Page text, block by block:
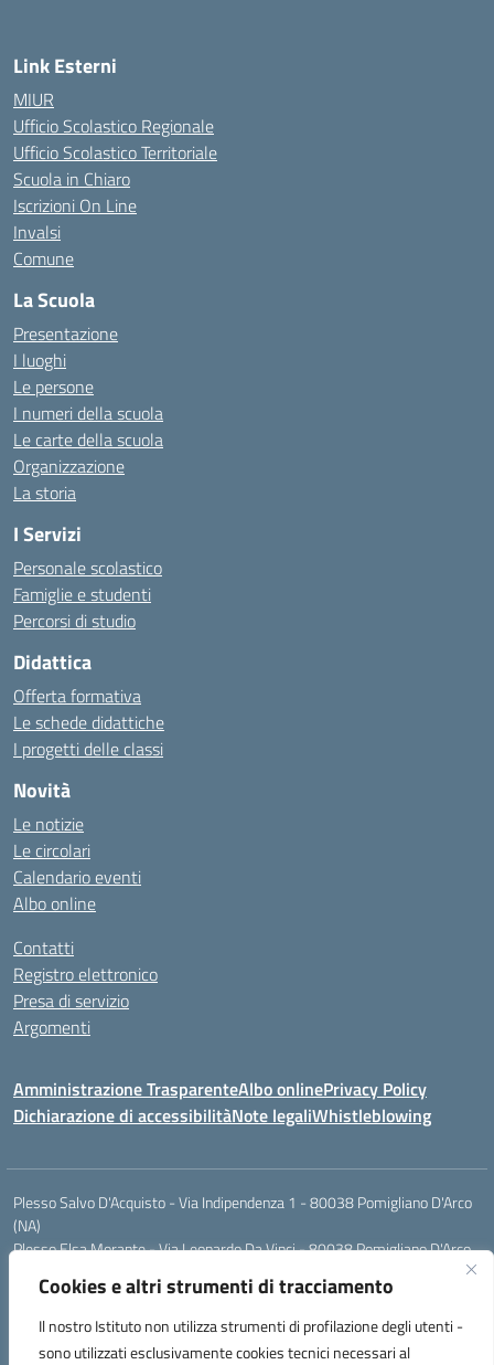
Cookies e altri strumenti di tracciamento
Il nostro Istituto non utilizza strumenti di profilazione degli utenti -
sono utilizzati esclusivamente cookies tecnici necessari al
Link Esterni
MIUR
Ufficio Scolastico Regionale
Ufficio Scolastico Territoriale
Scuola in Chiaro
Iscrizioni On Line
Invalsi
Comune
La Scuola
Presentazione
I luoghi
Le persone
I numeri della scuola
Le carte della scuola
Organizzazione
La storia
I Servizi
Personale scolastico
Famiglie e studenti
Percorsi di studio
Didattica
Offerta formativa
Le schede didattiche
I progetti delle classi
Novità
Le notizie
Le circolari
Calendario eventi
Albo online
Contatti
Registro elettronico
Presa di servizio
Argomenti
Amministrazione TrasparenteAlbo onlinePrivacy Policy
Dichiarazione di accessibilitàNote legaliWhistleblowing
Plesso Salvo D'Acquisto - Via Indipendenza 1 - 80038 Pomigliano D'Arco
(NA)
Plesso Elsa Morante - Via Leonardo Da Vinci - 80038 Pomigliano D'Arco
Plesso Leone - Via Pascoli - 80038 Pomigliano D'Arco (NA)
Tel.:0813177304 - Mail: naic8g1003@istruzione.it - Pec: